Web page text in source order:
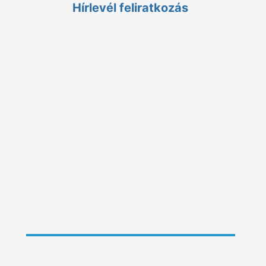
Hírlevél feliratkozás